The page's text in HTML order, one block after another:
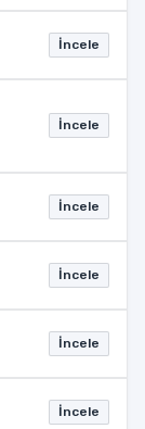
İncele
İncele
İncele
İncele
İncele
İncele